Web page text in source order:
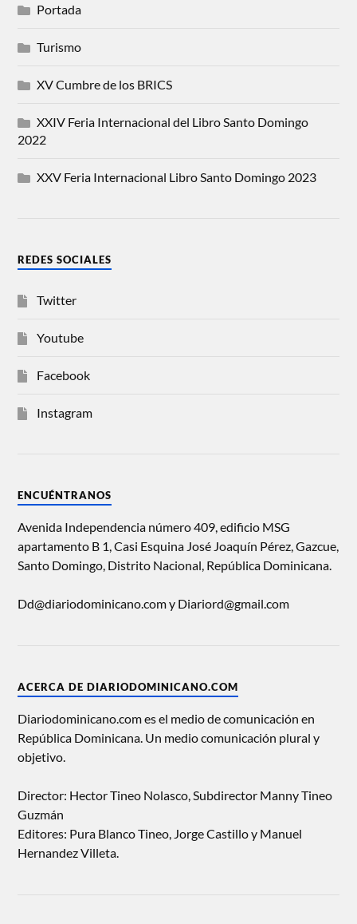
Portada
Turismo
XV Cumbre de los BRICS
XXIV Feria Internacional del Libro Santo Domingo
2022
XXV Feria Internacional Libro Santo Domingo 2023
REDES SOCIALES
Twitter
Youtube
Facebook
Instagram
ENCUÉNTRANOS
Avenida Independencia número 409, edificio MSG
apartamento B 1, Casi Esquina José Joaquín Pérez, Gazcue,
Santo Domingo, Distrito Nacional, República Dominicana.
Dd@diariodominicano.com y Diariord@gmail.com
ACERCA DE DIARIODOMINICANO.COM
Diariodominicano.com es el medio de comunicación en
República Dominicana. Un medio comunicación plural y
objetivo.
Director: Hector Tineo Nolasco, Subdirector Manny Tineo
Guzmán
Editores: Pura Blanco Tineo, Jorge Castillo y Manuel
Hernandez Villeta.